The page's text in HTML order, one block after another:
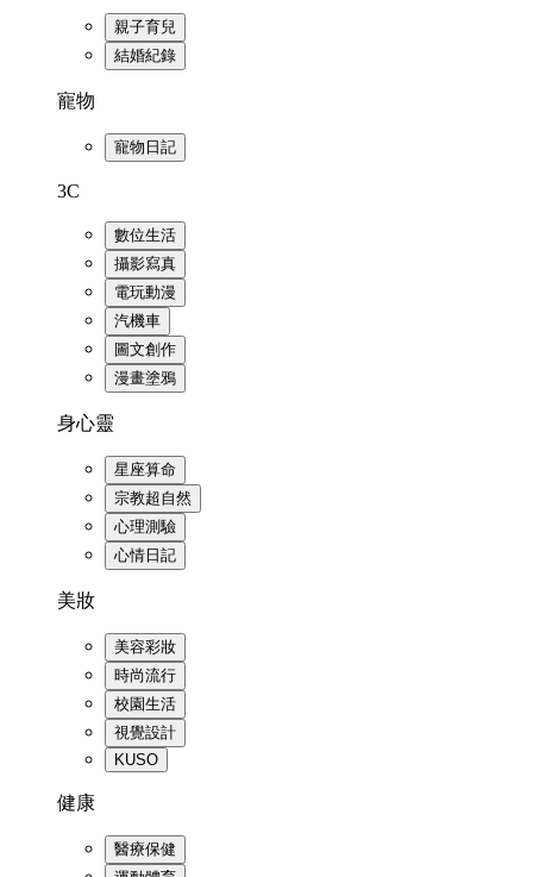
親子育兒
結婚紀錄
寵物
寵物日記
3C
數位生活
攝影寫真
電玩動漫
汽機車
圖文創作
漫畫塗鴉
身心靈
星座算命
宗教超自然
心理測驗
心情日記
美妝
美容彩妝
時尚流行
校園生活
視覺設計
KUSO
健康
醫療保健